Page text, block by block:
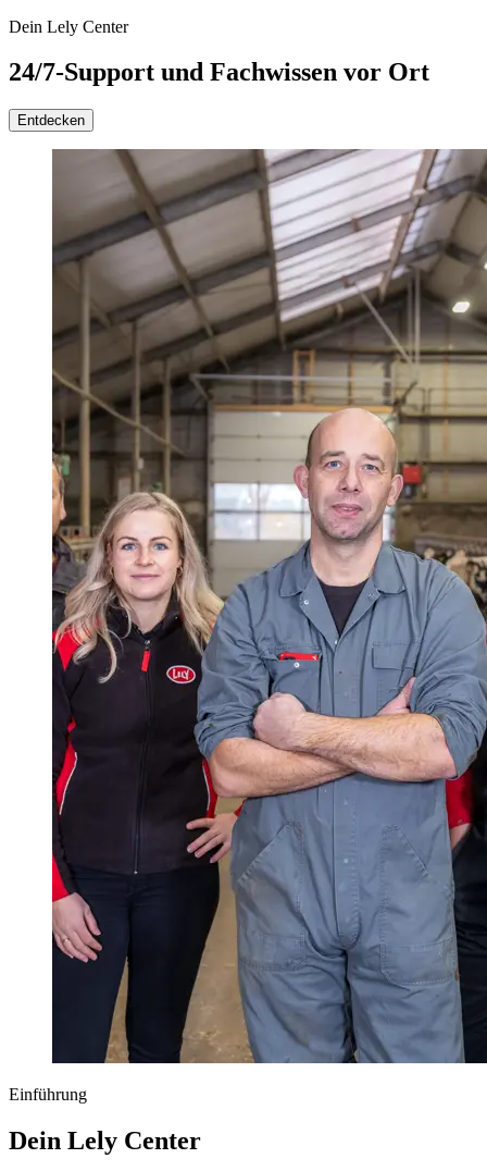
Dein Lely Center
24/7-Support und Fachwissen vor Ort
Entdecken
Einführung
Dein Lely Center